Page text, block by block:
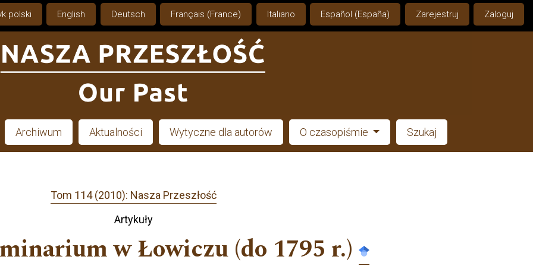
polski English Deutsch Français (France) Italiano Español (España) Zarejestruj Zaloguj
Archiwum Aktualności Wytyczne dla autorów O czasopiśmie Szukaj
Tom 114 (2010): Nasza Przeszłość
Artykuły
w Łowiczu (do 1795 r.)